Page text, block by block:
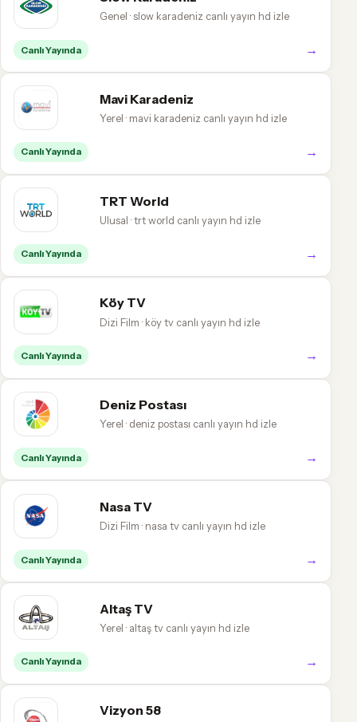
Genel · slow karadeniz canlı yayın hd izle
Canlı Yayında →
Mavi Karadeniz
Yerel · mavi karadeniz canlı yayın hd izle
Canlı Yayında →
TRT World
Ulusal · trt world canlı yayın hd izle
Canlı Yayında →
Köy TV
Dizi Film · köy tv canlı yayın hd izle
Canlı Yayında →
Deniz Postası
Yerel · deniz postası canlı yayın hd izle
Canlı Yayında →
Nasa TV
Dizi Film · nasa tv canlı yayın hd izle
Canlı Yayında →
Altaş TV
Yerel · altaş tv canlı yayın hd izle
Canlı Yayında →
Vizyon 58